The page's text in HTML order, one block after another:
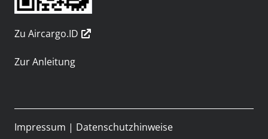
Zu Aircargo.ID
Zur Anleitung
Impressum | Datenschutzhinweise